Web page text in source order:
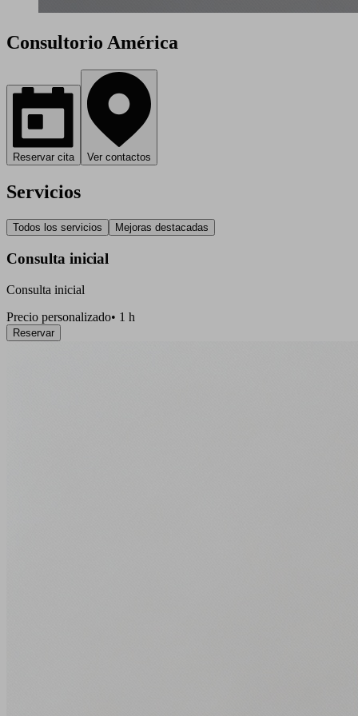
Consultorio América
Reservar cita Ver contactos
Servicios
Todos los servicios Mejoras destacadas
Consulta inicial
Consulta inicial
Precio personalizado• 1 h
Reservar